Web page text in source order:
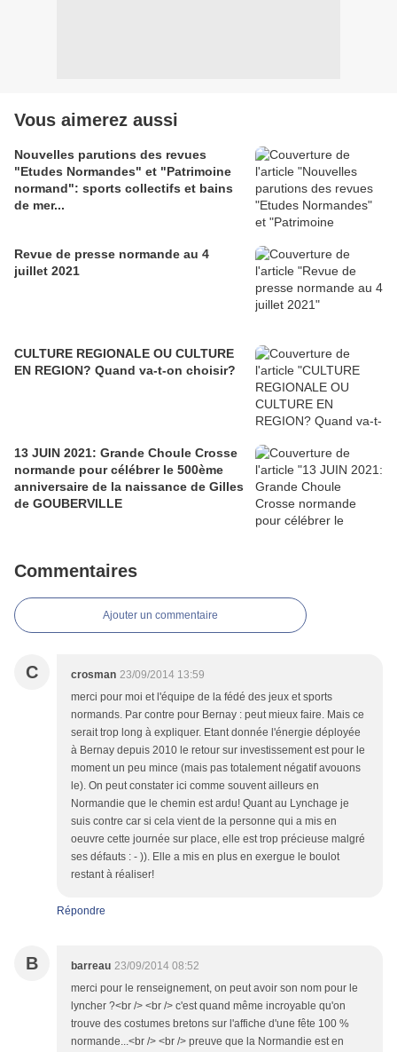
Vous aimerez aussi
Nouvelles parutions des revues
"Etudes Normandes" et "Patrimoine
normand": sports collectifs et bains
de mer...
Revue de presse normande au 4
juillet 2021
CULTURE REGIONALE OU CULTURE
EN REGION? Quand va-t-on choisir?
13 JUIN 2021: Grande Choule Crosse
normande pour célébrer le 500ème
anniversaire de la naissance de Gilles
de GOUBERVILLE
Commentaires
Ajouter un commentaire
C crosman 23/09/2014 13:59
merci pour moi et l'équipe de la fédé des jeux et sports
normands. Par contre pour Bernay : peut mieux faire. Mais ce
serait trop long à expliquer. Etant donnée l'énergie déployée
à Bernay depuis 2010 le retour sur investissement est pour le
moment un peu mince (mais pas totalement négatif avouons
le). On peut constater ici comme souvent ailleurs en
Normandie que le chemin est ardu! Quant au Lynchage je
suis contre car si cela vient de la personne qui a mis en
oeuvre cette journée sur place, elle est trop précieuse malgré
ses défauts : - )). Elle a mis en plus en exergue le boulot
restant à réaliser!
Répondre
B barreau 23/09/2014 08:52
merci pour le renseignement, on peut avoir son nom pour le
lyncher ?<br /> <br /> c'est quand même incroyable qu'on
trouve des costumes bretons sur l'affiche d'une fête 100 %
normande...<br /> <br /> preuve que la Normandie est en